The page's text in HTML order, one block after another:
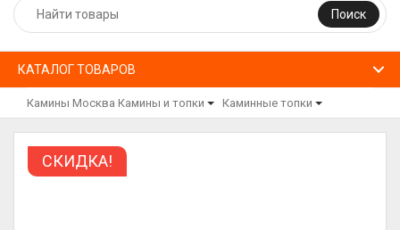
Поиск
КАТАЛОГ ТОВАРОВ
Камины Москва Камины и топки Каминные топки
СКИДКА!